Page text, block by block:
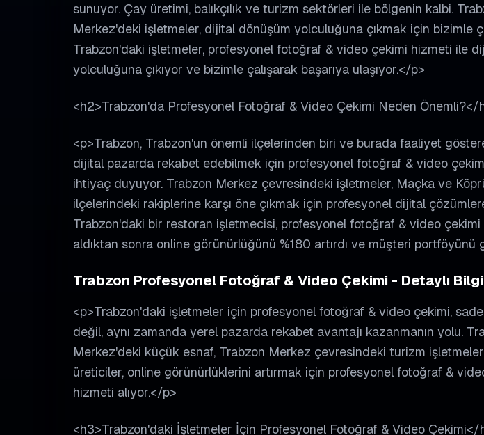
sunuyor. Çay üretimi, balıkçılık ve turizm sektörleri ile bölgenin kalbi.
Merkez'deki işletmeler, dijital dönüşüm yolculuğuna çıkmak için bizimle
Trabzon'daki işletmeler, profesyonel fotoğraf & video çekimi hizmeti ile
yolculuğuna çıkıyor ve bizimle çalışarak başarıya ulaşıyor.</p>
<h2>Trabzon'da Profesyonel Fotoğraf & Video Çekimi Neden Önemli?</
<p>Trabzon, Trabzon'un önemli ilçelerinden biri ve burada faaliyet
dijital pazarda rekabet edebilmek için profesyonel fotoğraf & video
ihtiyaç duyuyor. Trabzon Merkez çevresindeki işletmeler, Maçka ve
ilçelerindeki rakiplerine karşı öne çıkmak için profesyonel dijital
Trabzon'daki bir restoran işletmecisi, profesyonel fotoğraf & video
aldıktan sonra online görünürlüğünü %180 artırdı ve müşteri portföyünü
Trabzon Profesyonel Fotoğraf & Video Çekimi - Detaylı Bilgi
<p>Trabzon'daki işletmeler için profesyonel fotoğraf & video çekimi,
değil, aynı zamanda yerel pazarda rekabet avantajı kazanmanın yolu.
Merkez'deki küçük esnaf, Trabzon Merkez çevresindeki turizm
üreticiler, online görünürlüklerini artırmak için profesyonel fotoğraf &
hizmeti alıyor.</p>
<h3>Trabzon'daki İşletmeler İçin Profesyonel Fotoğraf & Video Çekimi</